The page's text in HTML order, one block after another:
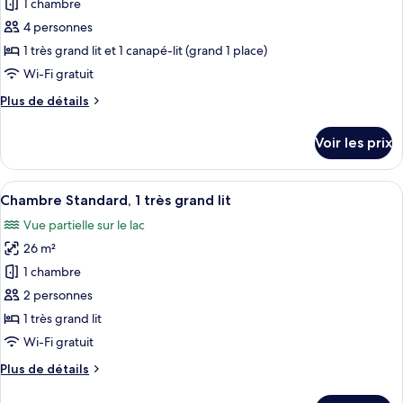
lits
doubles
pour
ce
type
de
chambre :
Suite,
cheminée,
vue
établissement
1 chambre
4 personnes
1 très grand lit et 1 canapé-lit (grand 1 place)
Wi-Fi gratuit
Plus de détails
Plus
le
type
de
Suite,
chambre,
cheminée,
vue
établissement
Voir les prix
Afficher
toutes
les
photos
pour
ce
type
de
chambre :
Chambre
Une chambre d’hôtel avec un
3
Chambre Standard, 1 très grand lit
Vue partielle sur le lac
26 m²
1 chambre
2 personnes
1 très grand lit
Wi-Fi gratuit
Plus de détails
Plus